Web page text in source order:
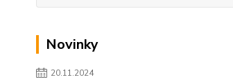
Novinky
20.11.2024